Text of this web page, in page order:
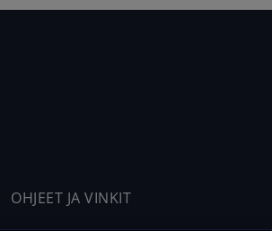
OHJEET JA VINKIT